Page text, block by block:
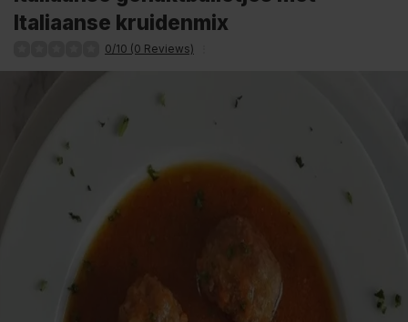
Italiaanse kruidenmix
0/10 (0 Reviews)